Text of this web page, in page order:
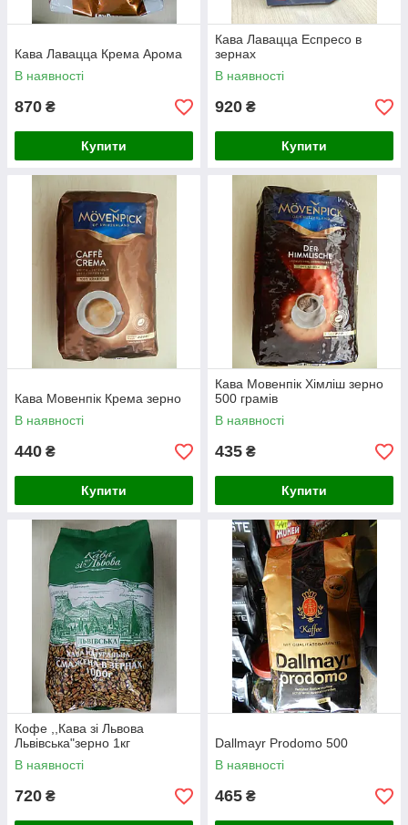
Кава Лавацца Крема Арома
В наявності
870 ₴
Купити
Кава Лавацца Еспресо в
зернах
В наявності
920 ₴
Купити
Кава Мовенпік Крема зерно
В наявності
440 ₴
Купити
Кава Мовенпік Хімліш зерно
500 грамів
В наявності
435 ₴
Купити
Кофе ,,Кава зі Львова
Львівська"зерно 1кг
В наявності
720 ₴
Dallmayr Prodomo 500
В наявності
465 ₴